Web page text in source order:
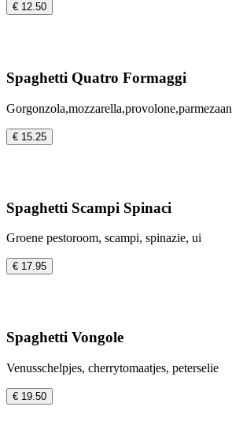
€ 12.50
Spaghetti Quatro Formaggi
Gorgonzola,mozzarella,provolone,parmezaan
€ 15.25
Spaghetti Scampi Spinaci
Groene pestoroom, scampi, spinazie, ui
€ 17.95
Spaghetti Vongole
Venusschelpjes, cherrytomaatjes, peterselie
€ 19.50